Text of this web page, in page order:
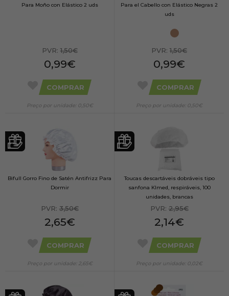
Para Moño con Elástico 2 uds
PVR:1,50€
0,99€
COMPRAR
Preço por unidade: 0,50€
Para el Cabello con Elástico Negras 2
uds
PVR: 1,50€
0,99€
COMPRAR
Preço por unidade: 0,50€
Bifull Gorro Fino de Satén Antifrizz Para
Dormir
PVR:3,50€
2,65€
COMPRAR
Preço por unidade: 2,65€
Toucas descartáveis dobráveis tipo
sanfona Klmed, respiráveis, 100
unidades, brancas
PVR:2,95€
2,14€
COMPRAR
Preço por unidade: 0,02€